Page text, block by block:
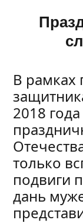
В рамках
2018
только
подвиги
дань